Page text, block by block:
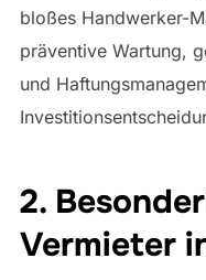
bloßes Handwerker-
präventive Wartung,
und
2.
Vermieter